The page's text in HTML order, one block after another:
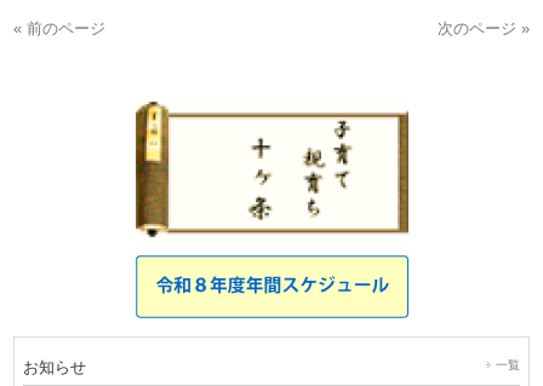
« 前のページ 次のページ »
お知らせ 一覧